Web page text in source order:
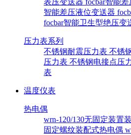
表压变送器 focbar智能
智能差压液位变送器
focbar智能卫生型绝压变
压力表系列
不锈钢耐震压力表 不锈
压力表 不锈钢电接点压
表
温度仪表
热电偶
wrn-120/130无固定装置
固定螺纹装配式热电偶